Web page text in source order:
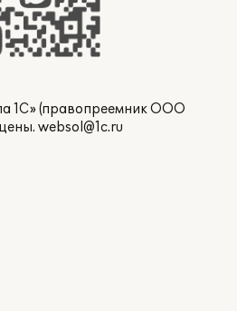
1С» (правопреемник ООО
websol@1c.ru